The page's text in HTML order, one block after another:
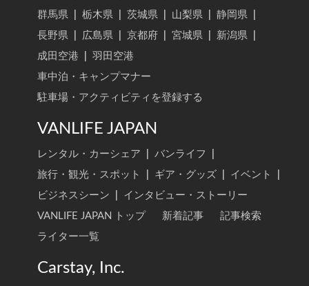
群馬県
栃木県 茨城県 山梨県 静岡県
長野県
広島県 京都府 宮城県 新潟県
成田空港
羽田空港
車中泊・キャンプマナー
駐車場・アクティビティを登録する
VANLIFE JAPAN
レンタル・カーシェア バンライフ
旅行・観光・スポット
ギア・グッズ イベント
ビジネスシーン
インタビュー・ストーリー
VANLIFE JAPAN トップ
新着記事
記事検索
ライター一覧
Carstay, Inc.